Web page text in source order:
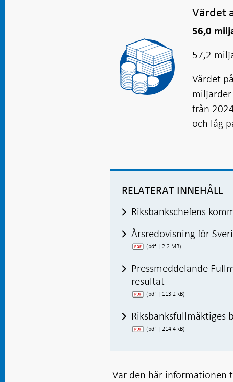
Värdet
56,0
57,2
Värdet
från
och låg
RELATERAT INNEHÅLL
Riksbankschefens
Årsredovisning för
(pdf | 2.2 MB)
Pressmeddelande
resultat
(pdf | 113.2 kB)
(pdf | 214.4 kB)
Var den här informationen